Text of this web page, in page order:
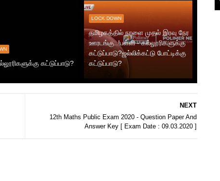
கட்டுப்பாடு?
LOCK DOWN
தமிழகத்தில் நாளை முதல் இரவு நேர
ஊரடங்கு..!பள்ளி - கல்லூரிகளுக்கு
கட்டுப்பாடு?ஜல்லிக்கட்டு போட்டிக்கு
கட்டுப்பாடு?
NEXT
12th Maths Public Exam 2020 - Question Paper And
Answer Key [ Exam Date : 09.03.2020 ]